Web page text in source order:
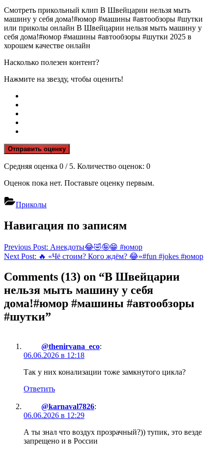
Смотреть прикольный клип В Швейцарии нельзя мыть
машину у себя дома!#юмор #машины #автообзоры #шутки
или приколы онлайн В Швейцарии нельзя мыть машину у
себя дома!#юмор #машины #автообзоры #шутки 2025 в
хорошем качестве онлайн
Насколько полезен контент?
Нажмите на звезду, чтобы оценить!
Отправить оценку
Средняя оценка 0 / 5. Количество оценок: 0
Оценок пока нет. Поставьте оценку первым.
Приколы
Навигация по записям
Previous Post: Анекдоты😂🤣🤪😁 #юмор
Next Post: 🔥 «Чё стоим? Кого ждём? 😂»#fun #jokes #юмор
Comments (13) on “В Швейцарии
нельзя мыть машину у себя
дома!#юмор #машины #автообзоры
#шутки”
@thenirvana_eco:
06.06.2026 в 12:18
Так у них конализации тоже замкнутого цикла?
Ответить
@karnaval7826:
06.06.2026 в 12:29
А ты знал что воздух прозрачный?)) тупик, это везде
запрещено и в России